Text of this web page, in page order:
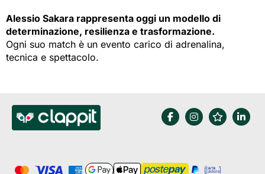
Alessio Sakara rappresenta oggi un modello di
determinazione, resilienza e trasformazione.
Ogni suo match è un evento carico di adrenalina,
tecnica e spettacolo.